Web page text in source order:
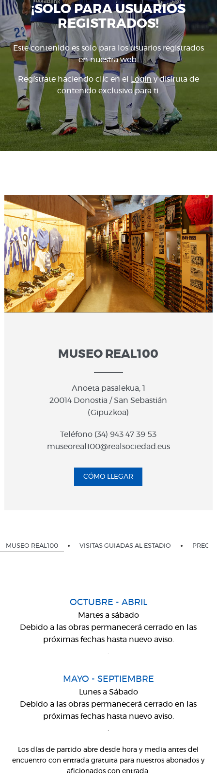
¡SOLO PARA USUARIOS
REGISTRADOS!
Este contenido es solo para los usuarios registrados
en nuestra web.
Regístrate haciendo clic en el Loginy disfruta de
contenido exclusivo para ti.
MUSEO REAL100
Anoeta pasalekua, 1
20014 Donostia / San Sebastián
(Gipuzkoa)
Teléfono (34) 943 47 39 53
museoreal100@realsociedad.eus
CÓMO LLEGAR
MUSEO REAL100 VISITAS GUIADAS AL ESTADIO
OCTUBRE - ABRIL
Martes a sábado
Debido a las obras permanecerá cerrado en las
próximas fechas hasta nuevo aviso.
MAYO - SEPTIEMBRE
Lunes a Sábado
Debido a las obras permanecerá cerrado en las
próximas fechas hasta nuevo aviso.
Los días de partido abre desde hora y media antes del
encuentro con entrada gratuita para nuestros abonados y
aficionados con entrada.